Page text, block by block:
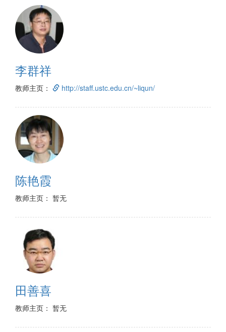
李群祥
教师主页： http://staff.ustc.edu.cn/~liqun/
陈艳霞
教师主页： 暂无
田善喜
教师主页： 暂无